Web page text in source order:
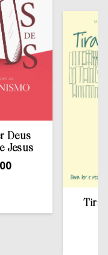
Tirar a